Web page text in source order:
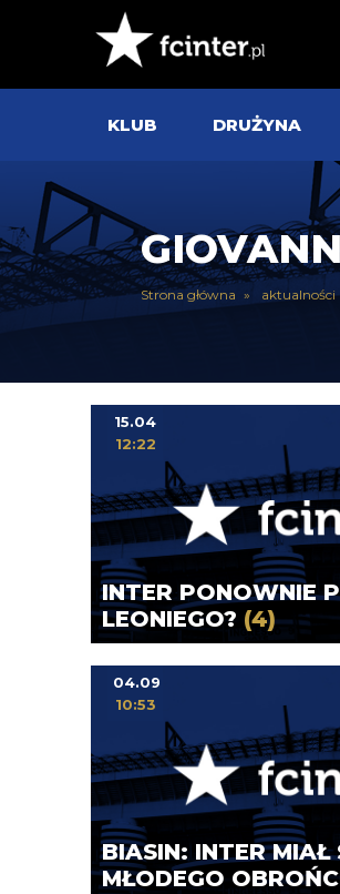
KLUB DRUŻYNA
Strona główna aktualności
INTER PONOWNIE
LEONIEGO? (4)
15.04
12:22
BIASIN: INTER
MŁODEGO
04.09
10:53